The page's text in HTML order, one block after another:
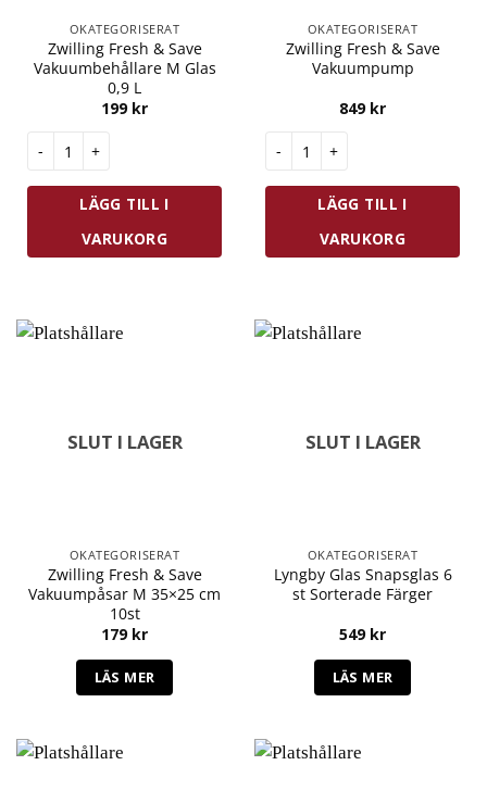
OKATEGORISERAT
Zwilling Fresh & Save
Vakuumbehållare M Glas
0,9 L
199 kr
LÄGG TILL I
VARUKORG
OKATEGORISERAT
Zwilling Fresh & Save
Vakuumpump
849 kr
LÄGG TILL I
VARUKORG
SLUT I LAGER
OKATEGORISERAT
Zwilling Fresh & Save
Vakuumpåsar M 35×25 cm
10st
179 kr
LÄS MER
SLUT I LAGER
OKATEGORISERAT
Lyngby Glas Snapsglas 6
st Sorterade Färger
549 kr
LÄS MER